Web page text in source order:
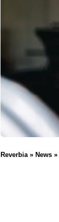
Reverbia News